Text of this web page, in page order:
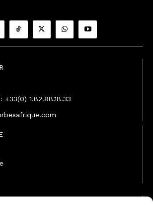
+33(0) 1.82.88.18.33